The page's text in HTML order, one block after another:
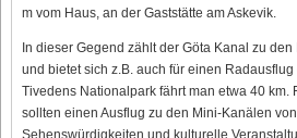
m vom Haus, an der Gaststätte am Askevik.
In dieser Gegend zählt der Göta Kanal zu
und bietet sich z.B. auch für einen
Tivedens Nationalpark fährt man etwa 40 km.
sollten einen Ausflug zu den Mini-Kanälen
Sehenswürdigkeiten und kulturelle